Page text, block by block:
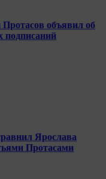
объявил об
подписаний
Ярослава
Протасами